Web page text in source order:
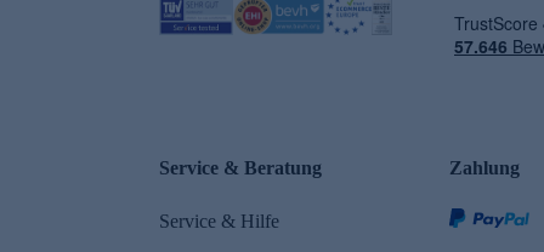
Service & Beratung
Service & Hilfe
Zahlung